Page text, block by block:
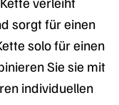
sorgt für einen
solo für einen
Sie sie mit
individuellen